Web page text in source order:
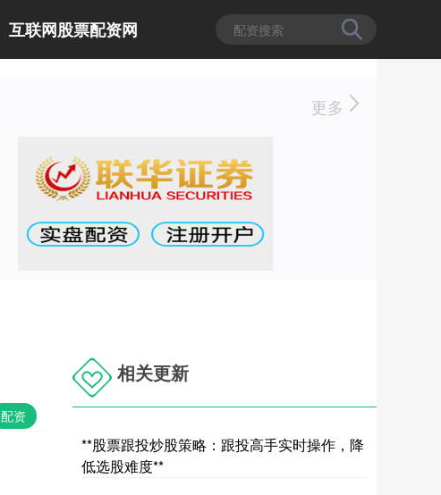
互联网股票配资网
更多
配资
相关更新
**股票跟投炒股策略：跟投高手实时操作，降
低选股难度**